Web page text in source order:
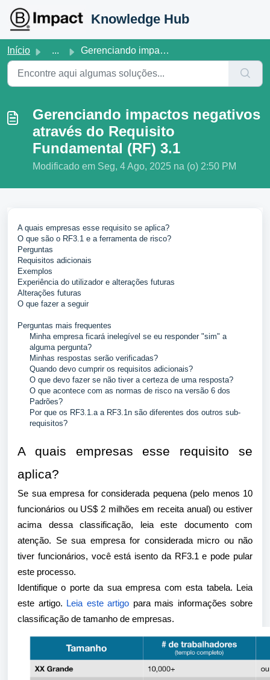
Knowledge Hub
Início ... Gerenciando impactos negativos através do Requisito Funda...
Gerenciando impactos negativos
através do Requisito
Fundamental (RF) 3.1
Modificado em Seg, 4 Ago, 2025 na (o) 2:50 PM
A quais empresas esse requisito se aplica?
O que são o RF3.1 e a ferramenta de risco?
Perguntas
Requisitos adicionais
Exemplos
Experiência do utilizador e alterações futuras
Alterações futuras
O que fazer a seguir
Perguntas mais frequentes
Minha empresa ficará inelegível se eu responder "sim" a
alguma pergunta?
Minhas respostas serão verificadas?
Quando devo cumprir os requisitos adicionais?
O que devo fazer se não tiver a certeza de uma resposta?
O que acontece com as normas de risco na versão 6 dos
Padrões?
Por que os RF3.1.a a RF3.1n são diferentes dos outros sub-
requisitos?
A quais empresas esse requisito se
aplica?
Se sua empresa for considerada pequena (pelo menos 10
funcionários ou US$ 2 milhões em receita anual) ou estiver
acima dessa classificação, leia este documento com
atenção. Se sua empresa for considerada micro ou não
tiver funcionários, você está isento da RF3.1 e pode pular
este processo.
Identifique o porte da sua empresa com esta tabela. Leia
este artigo.
Leia este artigo para mais informações sobre
classificação de tamanho de empresas.